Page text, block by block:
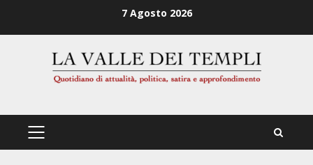
7 Agosto 2026
PRIMÄRES